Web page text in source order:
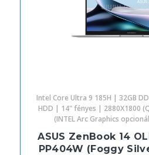
Intel Core Ultra 9 185H | 32GB
HDD | 14" fényes | 2880X1800
(INTEL Arc Graphics
ASUS ZenBook 14
PP404W (Foggy